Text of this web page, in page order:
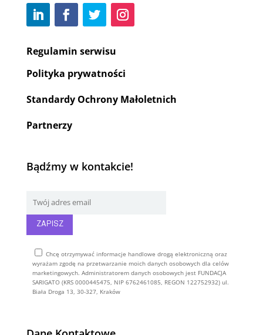
Regulamin serwisu
Polityka prywatności
Standardy Ochrony Małoletnich
Partnerzy
Bądźmy w kontakcie!
Chcę otrzymywać informacje handlowe drogą elektroniczną oraz
wyrażam zgodę na przetwarzanie moich danych osobowych dla celów
marketingowych. Administratorem danych osobowych jest FUNDACJA
SARIGATO (KRS 0000445475, NIP 6762461085, REGON 122752932) ul.
Biała Droga 13, 30-327, Kraków